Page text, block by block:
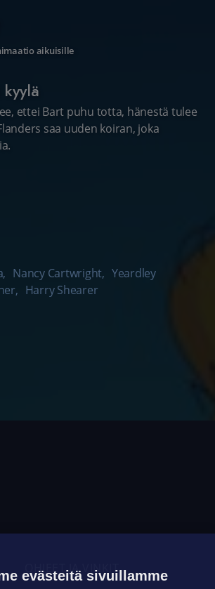
aikuisille
kyylä
ettei Bart puhu totta, hänestä tulee
saa uuden koiran, joka
, Nancy Cartwright, Yeardley
, Harry Shearer
OHJEET JA VINKIT
evästeitä sivuillamme